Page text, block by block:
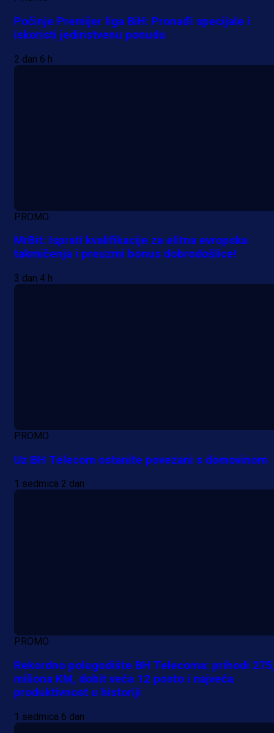
Počinje Premijer liga BiH: Pronađi specijale i
iskoristi jedinstvenu ponudu
2 dan 6 h
PROMO
MrBit: Isprati kvalifikacije za elitna evropska
takmičenja i preuzmi bonus dobrodošlice!
3 dan 4 h
PROMO
Uz BH Telecom ostanite povezani s domovinom
1 sedmica 2 dan
PROMO
Rekordno polugodište BH Telecoma: prihodi
miliona KM, dobit veća 12 posto i najveća
produktivnost u historiji
1 sedmica 6 dan